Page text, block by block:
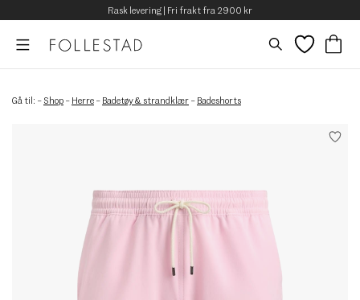
Rask levering | Fri frakt fra 2900 kr
Gå til: – Shop – Herre – Badetøy & strandklær – Badeshorts